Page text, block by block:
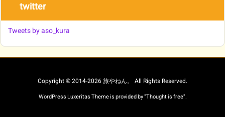
twitter
Tweets by aso_kura
Copyright © 2014-2026 旅やねん。 All Rights Reserved.
WordPress Luxeritas Theme is provided by "Thought is free".